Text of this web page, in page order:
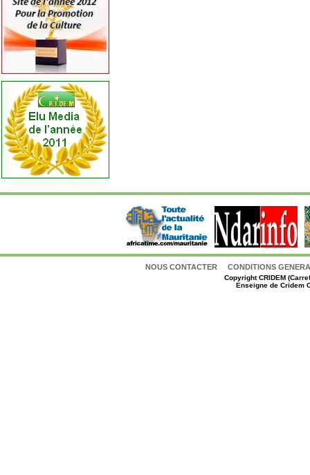
NOUS CONTACTER CONDITIONS
CopyrightCRIDEM
Enseigne de Cridem